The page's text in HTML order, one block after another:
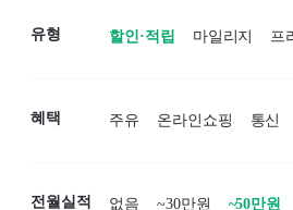
유형 할인·적립 마일리지 프
혜택 주유 온라인쇼핑 통신
전월실적 없음 ~30만원 ~50만원